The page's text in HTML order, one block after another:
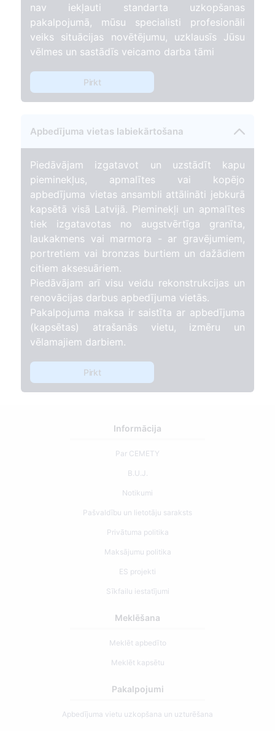
nav iekļauti standarta uzkopšanas
pakalpojumā, mūsu specialisti profesionāli
veiks situācijas novētējumu, uzklausīs Jūsu
vēlmes un sastādīs veicamo darba tāmi
Pirkt
Apbedījuma vietas labiekārtošana
Piedāvājam izgatavot un uzstādīt kapu
pieminekļus, apmalītes vai kopējo
apbedījuma vietas ansambli attālināti jebkurā
kapsētā visā Latvijā. Pieminekļi un apmalītes
tiek izgatavotas no augstvērtīga granīta,
laukakmens vai marmora - ar gravējumiem,
portretiem vai bronzas burtiem un dažādiem
citiem aksesuāriem.
Piedāvājam arī visu veidu rekonstrukcijas un
renovācijas darbus apbedījuma vietās.
Pakalpojuma maksa ir saistīta ar apbedījuma
(kapsētas) atrašanās vietu, izmēru un
vēlamajiem darbiem.
Pirkt
Informācija
Par CEMETY
B.U.J.
Notikumi
Pašvaldību un lietotāju saraksts
Privātuma politika
Maksājumu politika
ES projekti
Sīkfailu iestatījumi
Meklēšana
Meklēt apbedīto
Meklēt kapsētu
Pakalpojumi
Apbedījuma vietu uzkopšana un uzturēšana